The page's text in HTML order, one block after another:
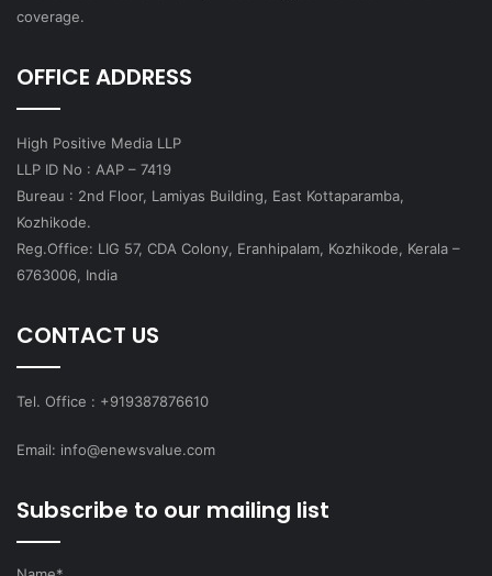
coverage.
OFFICE ADDRESS
High Positive Media LLP
LLP ID No : AAP – 7419
Bureau : 2nd Floor, Lamiyas Building, East Kottaparamba,
Kozhikode.
Reg.Office: LIG 57, CDA Colony, Eranhipalam, Kozhikode, Kerala –
6763006, India
CONTACT US
Tel. Office : +919387876610
Email: info@enewsvalue.com
Subscribe to our mailing list